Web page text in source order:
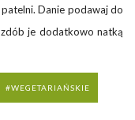
Danie podawaj do
je dodatkowo natką
WEGETARIAŃSKIE